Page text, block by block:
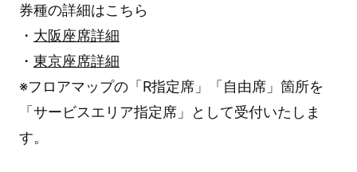
券種の詳細はこちら
・ 大阪座席詳細
・ 東京座席詳細
※フロアマップの「R指定席」「自由席」箇所を
「サービスエリア指定席」として受付いたしま
す。